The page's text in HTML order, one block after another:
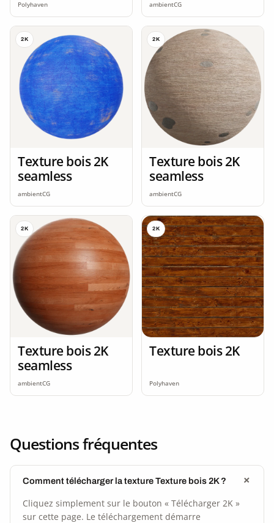
Polyhaven ambientCG
2K
Texture bois 2K
seamless
ambientCG
2K
Texture bois 2K
seamless
ambientCG
2K
Texture bois 2K
seamless
ambientCG
2K
Texture bois 2K
Polyhaven
Questions fréquentes
Comment télécharger la texture Texture bois 2K ?
Cliquez simplement sur le bouton « Télécharger 2K »
sur cette page. Le téléchargement démarre